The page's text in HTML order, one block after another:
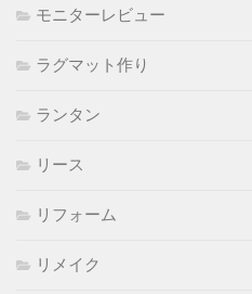
モニターレビュー
ラグマット作り
ランタン
リース
リフォーム
リメイク